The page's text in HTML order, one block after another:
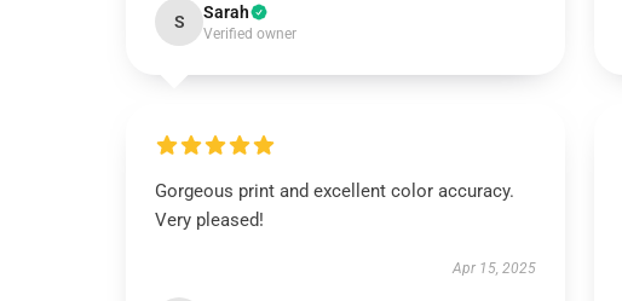
S Sarah
Verified owner
Gorgeous print and excellent color accuracy.
Very pleased!
Apr 15, 2025